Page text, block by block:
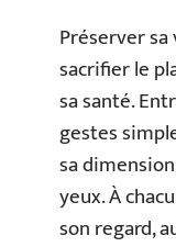
Préserver sa
sacrifier le
sa santé.
gestes
sa
yeux. À
son regard,